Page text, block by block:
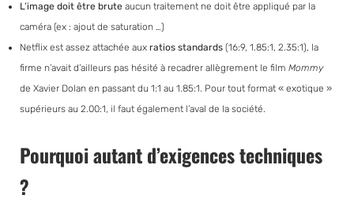
L’image doit être brute aucun traitement ne doit être appliqué par la
caméra (ex : ajout de saturation …)
Netflix est assez attachée aux ratios standards (16:9, 1.85:1, 2.35:1), la
firme n’avait d’ailleurs pas hésité à recadrer allègrement le film Mommy
de Xavier Dolan en passant du 1:1 au 1.85:1. Pour tout format « exotique »
supérieurs au 2.00:1, il faut également l’aval de la société.
Pourquoi autant d’exigences techniques
?